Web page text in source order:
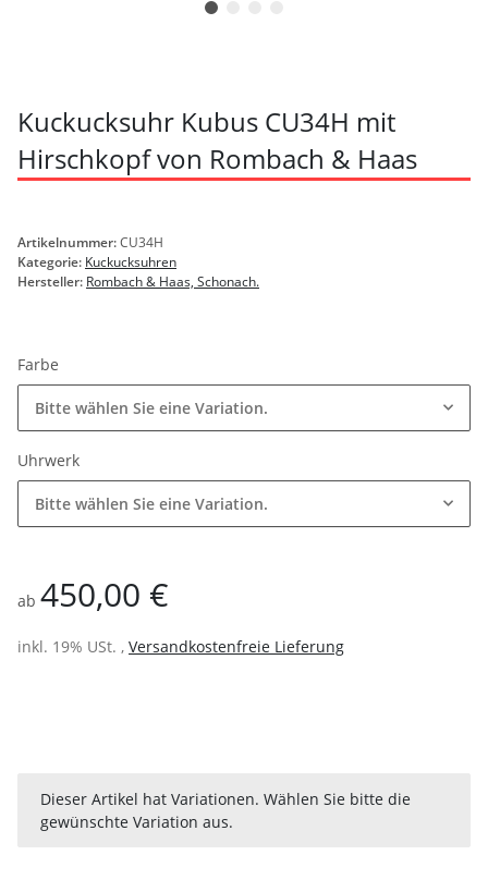
Kuckucksuhr Kubus CU34H mit
Hirschkopf von Rombach & Haas
Artikelnummer:CU34H
Kategorie: Kuckucksuhren
Hersteller: Rombach & Haas, Schonach.
Farbe
Bitte wählen Sie eine Variation.
Uhrwerk
Bitte wählen Sie eine Variation.
ab 450,00 €
inkl. 19% USt. , Versandkostenfreie Lieferung
x
Dieser Artikel hat Variationen. Wählen Sie bitte die
gewünschte Variation aus.